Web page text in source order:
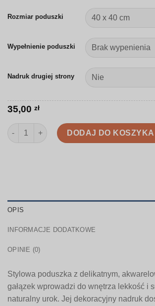
od
35,00 zł
do
103,30 zł
Rozmiar poduszki
Wypełnienie poduszki
Nadruk drugiej strony
35,00 zł
ilość Poduszka | Lekkie akwarelowe gałązki
DODAJ DO KOSZYKA
OPIS
INFORMACJE DODATKOWE
OPINIE (0)
Stylowa poduszka z delikatnym,
gałązek wprowadzi do wnętrza lekkość i
naturalny urok. Jej dekoracyjny nadruk